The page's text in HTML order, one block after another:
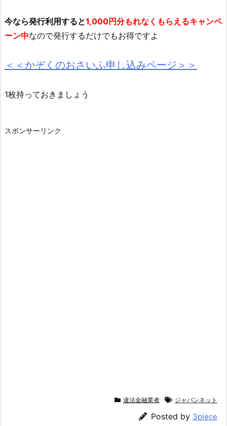
今なら発行利用すると1,000円分もれなくもらえるキャンペ
ーン中なので発行するだけでもお得ですよ
＜＜かぞくのおさいふ申し込みページ＞＞
1枚持っておきましょう
スポンサーリンク
違法金融業者 ジャパンネット
Posted by 3piece